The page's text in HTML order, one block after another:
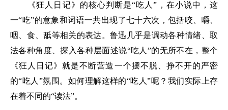
《狂人日记》的核心判断是“吃人”，在小说中，这
一“吃”的意象和词语一共出现了七十六次，包括咬、嚼、
咽、食、舐等相关的表达。鲁迅几乎是调动各种情绪、取
法各种角度、探入各种层面述说“吃人”的无所不在，整个
《狂人日记》就是不断营造一个摆不脱、挣不开的严密
的“吃人”氛围。如何理解这样的“吃人”呢？我们实际上存
在着不同的“读法”。